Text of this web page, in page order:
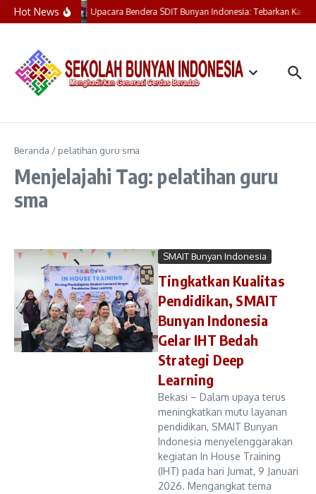
Lewati ke konten
Hot News Upacara Bendera SDIT Bunyan Indonesia: Tebarkan
Beranda / pelatihan guru sma
Menjelajahi Tag: pelatihan guru
sma
SMAIT Bunyan Indonesia
Tingkatkan Kualitas
Pendidikan, SMAIT
Bunyan Indonesia
Gelar IHT Bedah
Strategi Deep
Learning
Bekasi – Dalam upaya terus
meningkatkan mutu layanan
pendidikan, SMAIT Bunyan
Indonesia menyelenggarakan
kegiatan In House Training
(IHT) pada hari Jumat, 9 Januari
2026. Mengangkat tema